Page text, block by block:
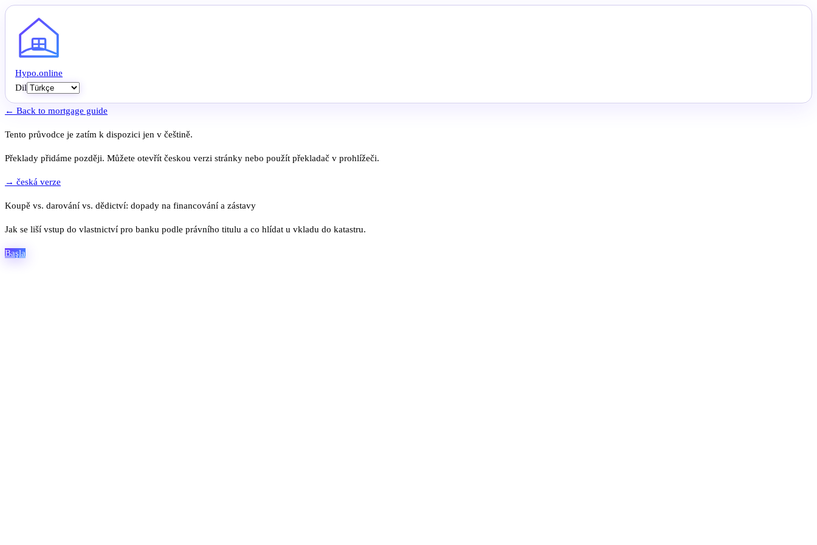
Hypo.online
Dil
← Back to mortgage guide
Tento průvodce je zatím k dispozici jen v češtině.
Překlady přidáme později. Můžete otevřít českou verzi stránky nebo použít překladač v prohlížeči.
→ česká verze
Koupě vs. darování vs. dědictví: dopady na financování a zástavy
Jak se liší vstup do vlastnictví pro banku podle právního titulu a co hlídat u vkladu do katastru.
Başla